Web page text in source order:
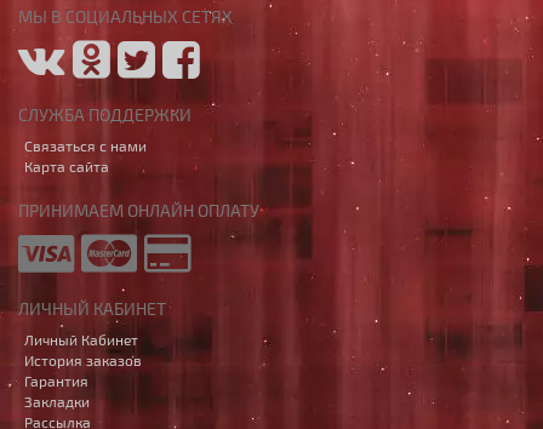
МЫ В СОЦИАЛЬНЫХ СЕТЯХ
СЛУЖБА ПОДДЕРЖКИ
Связаться с нами
Карта сайта
ПРИНИМАЕМ ОНЛАЙН ОПЛАТУ
ЛИЧНЫЙ КАБИНЕТ
Личный Кабинет
История заказов
Гарантия
Закладки
Рассылка